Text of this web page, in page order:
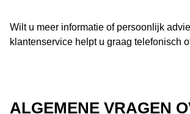
Wilt u meer informatie of persoonlijk
klantenservice helpt u graag telefonisch
ALGEMENE VRAGEN